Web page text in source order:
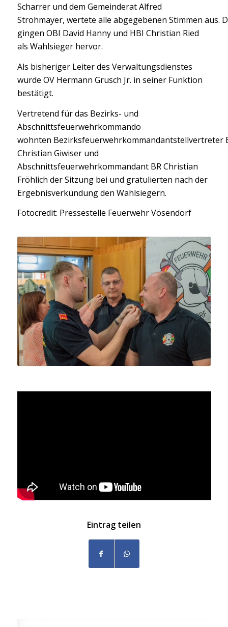
Scharrer und dem Gemeinderat Alfred
Strohmayer, wertete alle abgegebenen Stimmen aus.
gingen OBI David Hanny und HBI Christian Ried
als Wahlsieger hervor.
Als bisheriger Leiter des Verwaltungsdienstes
wurde OV Hermann Grusch Jr. in seiner Funktion
bestätigt.
Vertretend für das Bezirks- und
Abschnittsfeuerwehrkommando
wohnten Bezirksfeuerwehrkommandantstellvertreter
Christian Giwiser und
Abschnittsfeuerwehrkommandant BR Christian
Fröhlich der Sitzung bei und gratulierten nach der
Ergebnisverkündung den Wahlsiegern.
Fotocredit: Pressestelle Feuerwehr Vösendorf
Eintrag teilen